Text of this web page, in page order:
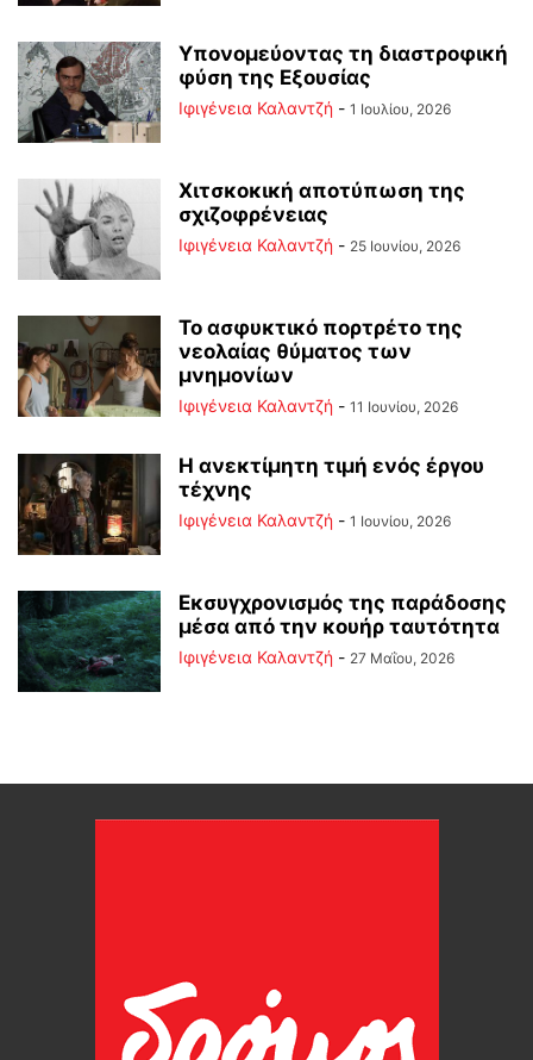
Υπονομεύοντας τη διαστροφική
φύση της Εξουσίας
Ιφιγένεια Καλαντζή - 1 Ιουλίου, 2026
Χιτσκοκική αποτύπωση της
σχιζοφρένειας
Ιφιγένεια Καλαντζή - 25 Ιουνίου, 2026
Το ασφυκτικό πορτρέτο της
νεολαίας θύματος των
μνημονίων
Ιφιγένεια Καλαντζή - 11 Ιουνίου, 2026
Η ανεκτίμητη τιμή ενός έργου
τέχνης
Ιφιγένεια Καλαντζή - 1 Ιουνίου, 2026
Εκσυγχρονισμός της παράδοσης
μέσα από την κουήρ ταυτότητα
Ιφιγένεια Καλαντζή - 27 Μαΐου, 2026